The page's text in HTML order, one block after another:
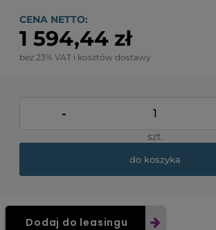
CENA NETTO:
1 594,44 zł
bez 23% VAT i kosztów dostawy
-
szt.
do koszyka
Dodaj do leasingu